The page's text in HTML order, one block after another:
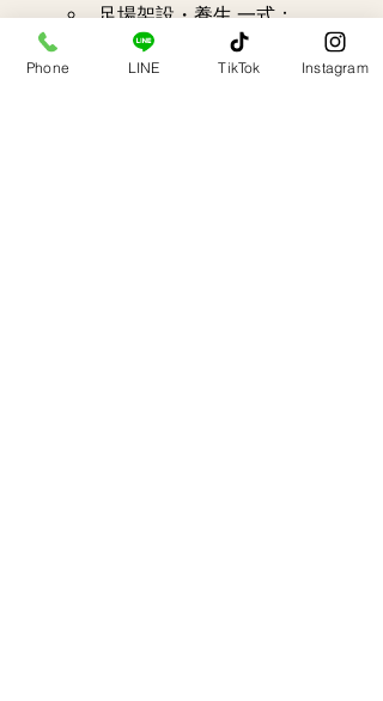
足場架設・養生 一式：
250,000円
合計：1,100,000円
Phone LINE TikTok Instagram